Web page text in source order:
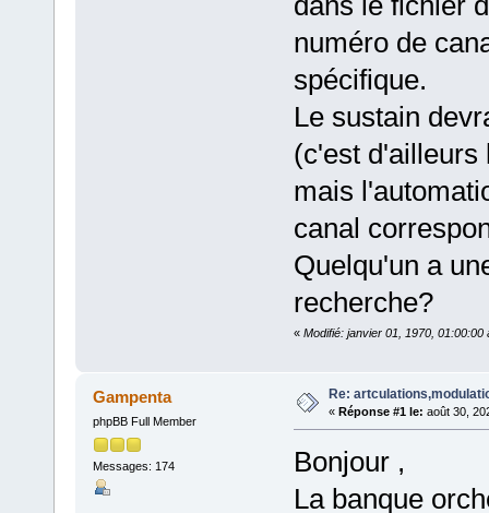
numéro de
spécifique.
Le sustain
(c'est d'ailleurs
mais
canal
Quelqu'un a
recherche?
« Modifié: janvier 01, 1970, 01:00:00
Gampenta
phpBB Full Member
Messages: 174
Re:
« Réponse #1 le: août 30,
Bonjour ,
La banque